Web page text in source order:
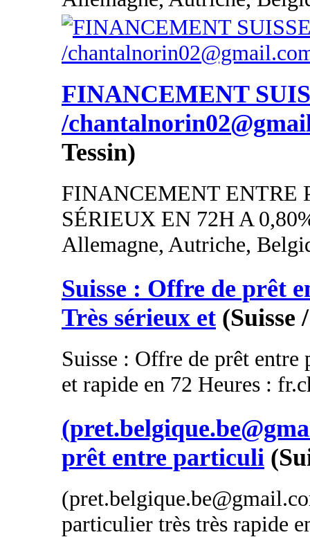
FINANCEMENT
/
Tessin)
FINANCEMENT ENTRE
SÉRIEUX EN 72H A
Allemagne, Autriche,
Suisse : Offre de prêt
Très sérieux et (Suisse
Suisse : Offre de prêt
et rapide en 72 Heures :
prêt entre particuli
particulier très très rapide